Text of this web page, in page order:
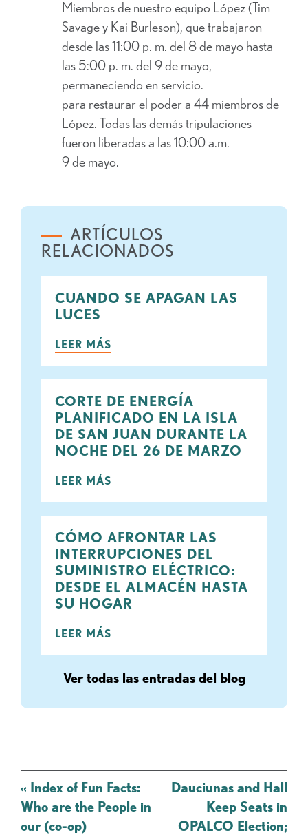
Miembros de nuestro equipo López (Tim
Savage y Kai Burleson), que trabajaron
desde las 11:00 p. m. del 8 de mayo hasta
las 5:00 p. m. del 9 de mayo,
permaneciendo en servicio.
para restaurar el poder a 44 miembros de
López. Todas las demás tripulaciones
fueron liberadas a las 10:00 a.m.
9 de mayo.
ARTÍCULOS
RELACIONADOS
CUANDO SE APAGAN LAS
LUCES
LEER MÁS
CORTE DE ENERGÍA
PLANIFICADO EN LA ISLA
DE SAN JUAN DURANTE LA
NOCHE DEL 26 DE MARZO
LEER MÁS
CÓMO AFRONTAR LAS
INTERRUPCIONES DEL
SUMINISTRO ELÉCTRICO:
DESDE EL ALMACÉN HASTA
SU HOGAR
LEER MÁS
Ver todas las entradas del blog
Mensaje
de
navegación
« Index of Fun Facts:
Who are the People in
our (co-op)
Dauciunas and Hall
Keep Seats in
OPALCO Election;